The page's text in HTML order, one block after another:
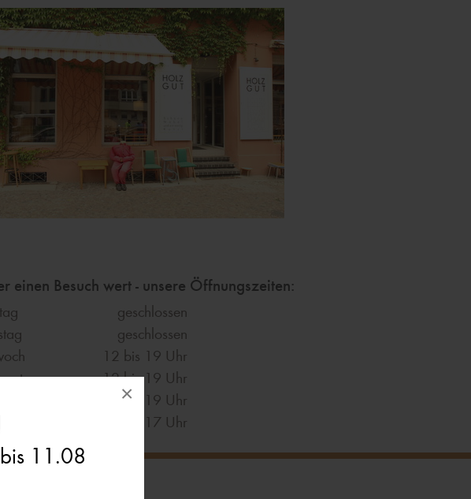
11.08
×
einen Besuch wert - unsere Öffnungszeiten:
geschlossen
geschlossen
12 bis 19 Uhr
12 bis 19 Uhr
12 bis 19 Uhr
11 bis 17 Uhr